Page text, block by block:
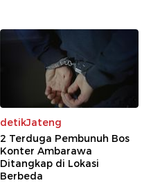
detikJateng
2 Terduga Pembunuh Bos
Konter Ambarawa
Ditangkap di Lokasi
Berbeda